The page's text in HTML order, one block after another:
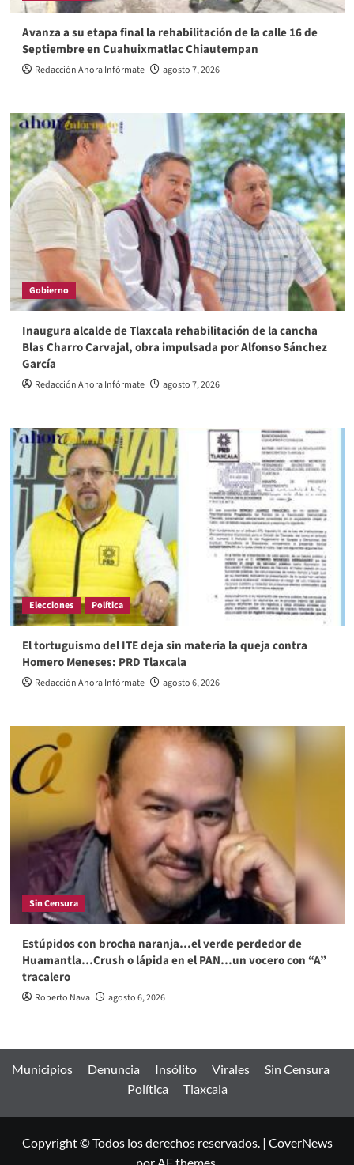
Avanza a su etapa final la rehabilitación de la calle 16 de
Septiembre en Cuahuixmatlac Chiautempan
Redacción Ahora Infórmate agosto 7, 2026
Gobierno
Inaugura alcalde de Tlaxcala rehabilitación de la cancha
Blas Charro Carvajal, obra impulsada por Alfonso Sánchez
García
Redacción Ahora Infórmate agosto 7, 2026
Elecciones Política
El tortuguismo del ITE deja sin materia la queja contra
Homero Meneses: PRD Tlaxcala
Redacción Ahora Infórmate agosto 6, 2026
Sin Censura
Estúpidos con brocha naranja…el verde perdedor de
Huamantla…Crush o lápida en el PAN…un vocero con “A”
tracalero
Roberto Nava agosto 6, 2026
Municipios Denuncia Insólito Virales
Sin Censura
Política
Tlaxcala
Copyright © Todos los derechos reservados. | CoverNews